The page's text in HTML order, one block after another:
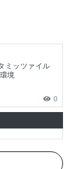
ミッツァイル
境
0